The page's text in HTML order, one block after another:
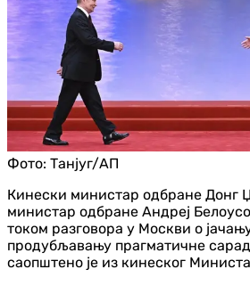
Фото: Танјуг/АП
Кинески министар одбране Донг
министар одбране Андреј
током разговора у Москви о
продубљавању прагматичне
саопштено је из кинеског